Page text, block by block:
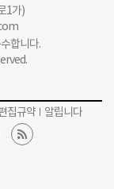
1가)
합니다.
집규약 알립니다